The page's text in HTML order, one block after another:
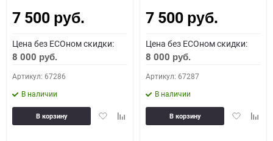
7 500 руб.
Цена без ECOном скидки:
8 000 руб.
Артикул: 67286
В наличии
ДобавитьДобавить
В корзину
7 500 руб.
Цена без ECOном скидки:
8 000 руб.
Артикул: 67287
В наличии
Добавить
В корзину